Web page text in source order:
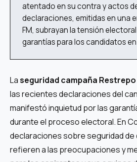
atentado en su contra y actos
declaraciones, emitidas en una
FM, subrayan la tensión
garantías para los candidatos
Laseguridad campaña Restrepo
las recientes declaraciones del
manifestó inquietud por las
durante el proceso electoral. En
declaraciones sobre seguridad de
refieren a las preocupaciones y